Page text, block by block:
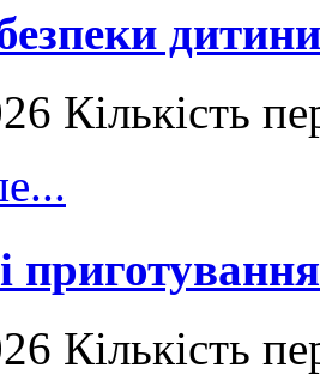
Кількість
приготування
Кількість